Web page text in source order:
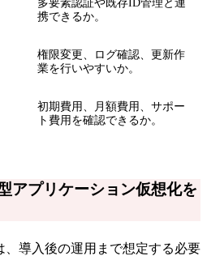
多要素認証や既存ID管理と連
携できるか。
権限変更、ログ確認、更新作
業を行いやすいか。
初期費用、月額費用、サポー
ト費用を確認できるか。
アプリケーション仮想化を
、導入後の運用まで想定する必要